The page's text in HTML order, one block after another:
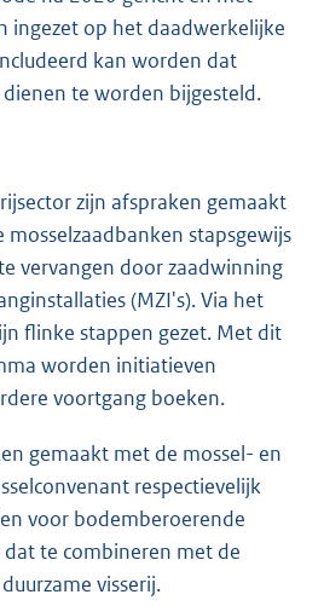
ingezet op het daadwerkelijke
kan worden dat
te worden bijgesteld.
zijn afspraken gemaakt
mosselzaadbanken stapsgewijs
vervangen door zaadwinning
(MZI's). Via het
flinke stappen gezet. Met dit
worden initiatieven
voortgang boeken.
gemaakt met de mossel- en
respectievelijk
voor bodemberoerende
dat te combineren met de
visserij.